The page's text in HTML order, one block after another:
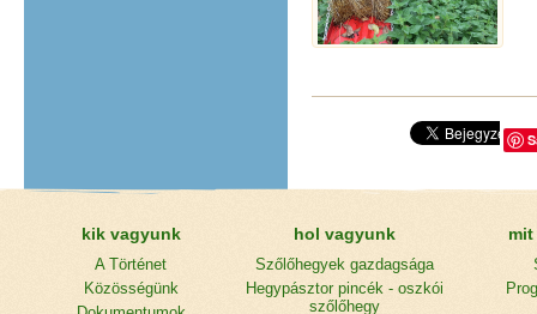
kik vagyunk
A Történet
Közösségünk
hol vagyunk
Szőlőhegyek gazdagsága
Hegypásztor pincék - oszkói
szőlőhegy